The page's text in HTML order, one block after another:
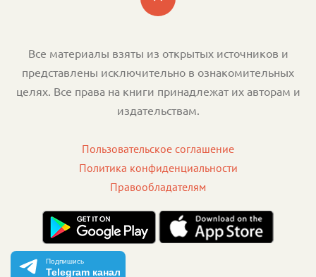
Все материалы взяты из открытых источников и
представлены исключительно в ознакомительных
целях. Все права на книги принадлежат их авторам и
издательствам.
Пользовательское соглашение
Политика конфиденциальности
Правообладателям
Подпишись
Telegram канал